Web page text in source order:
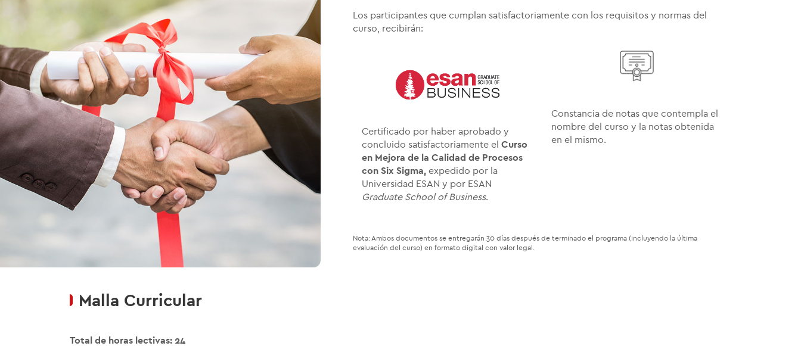
Los participantes que cumplan satisfactoriamente con los requisitos y normas del
curso, recibirán:
Certificado por haber aprobado y
concluido satisfactoriamente el Curso
en Mejora de la Calidad de Procesos
con Six Sigma, expedido por la
Universidad ESAN y por ESAN
Graduate School of Business.
Constancia de notas que contempla el
nombre del curso y la notas obtenida
en el mismo.
Nota: Ambos documentos se entregarán 30 días después de terminado el programa (incluyendo la última
evaluación del curso) en formato digital con valor legal.
Malla Curricular
Total de horas lectivas: 24